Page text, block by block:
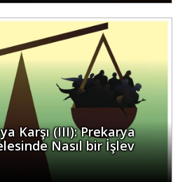
Karşı (III): Prekarya
Nasıl bir İşlev